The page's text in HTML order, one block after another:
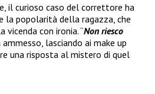
il curioso caso del correttore ha
la popolarità della ragazza, che
con ironia. “Non riesco
ammesso, lasciando ai make up
una risposta al mistero di quel